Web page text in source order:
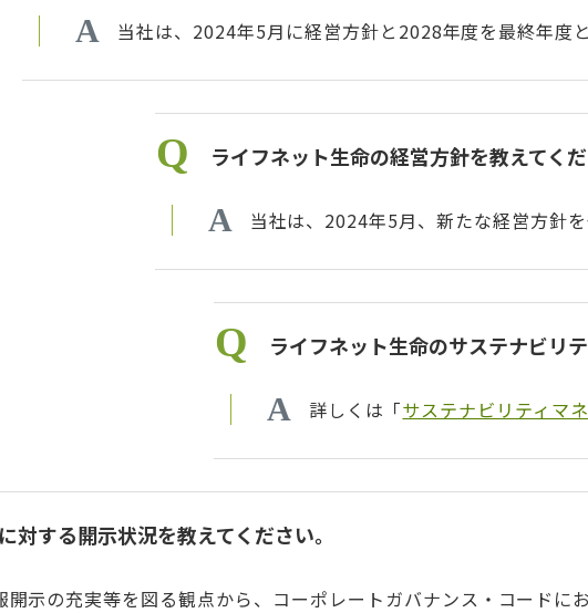
当社は、2024年5月に経営方針と2028年度を最終年度
ライフネット生命の経営方針を教えてくだ
当社は、2024年5月、新たな経営方針
ライフネット生命のサステナビリ
詳しくは「サステナビリティマ
する開示状況を教えてください。
示の充実等を図る観点から、コーポレートガバナンス・コード